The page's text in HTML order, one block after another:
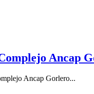
Ancap
Ancap Gorlero...